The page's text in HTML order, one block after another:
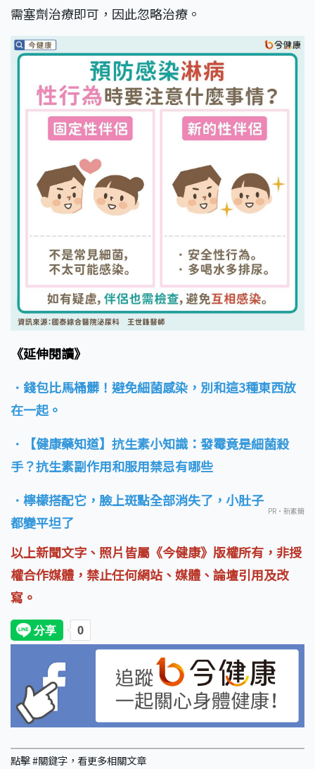
需塞劑治療即可，因此忽略治療。
《延伸閱讀》
．錢包比馬桶髒！避免細菌感染，別和這3種東西放
在一起。
．【健康藥知道】抗生素小知識：發霉竟是細菌殺
手？抗生素副作用和服用禁忌有哪些
．檸檬搭配它，臉上斑點全部消失了，小肚子
都變平坦了
PR・新素簡
以上新聞文字、照片皆屬《今健康》版權所有，非授
權合作媒體，禁止任何網站、媒體、論壇引用及改
寫。
點擊 #關鍵字，看更多相關文章